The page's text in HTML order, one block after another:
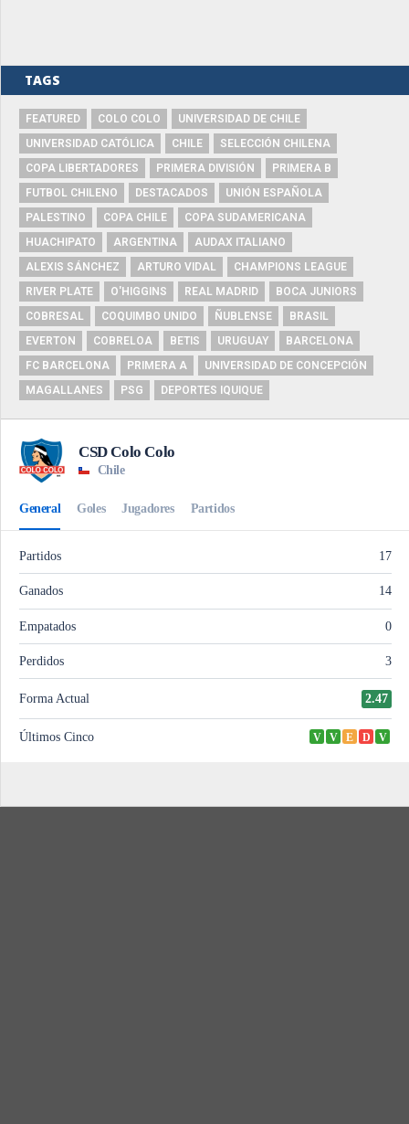
TAGS
FEATURED COLO COLO
UNIVERSIDAD DE CHILE
UNIVERSIDAD CATÓLICA
CHILE
SELECCIÓN CHILENA
COPA LIBERTADORES
PRIMERA DIVISIÓN
PRIMERA B
FUTBOL CHILENO
DESTACADOS
UNIÓN ESPAÑOLA
PALESTINO
COPA CHILE
COPA SUDAMERICANA
HUACHIPATO
ARGENTINA
AUDAX ITALIANO
ALEXIS SÁNCHEZ
ARTURO VIDAL
CHAMPIONS LEAGUE
RIVER PLATE
O'HIGGINS REAL MADRID
BOCA JUNIORS
COBRESAL
COQUIMBO UNIDO ÑUBLENSE
BRASIL
EVERTON
COBRELOA BETIS URUGUAY
BARCELONA
FC BARCELONA
PRIMERA A
UNIVERSIDAD DE CONCEPCIÓN
MAGALLANES
PSG DEPORTES IQUIQUE